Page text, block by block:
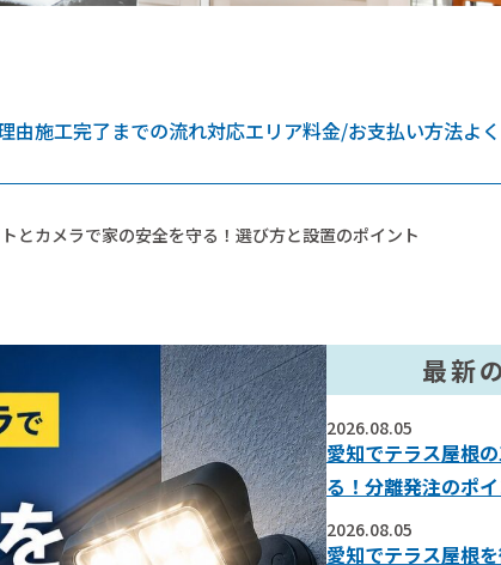
由施工完了までの流れ対応エリア料金/お支払い方法よ
とカメラで家の安全を守る！選び方と設置のポイント
最新
2026.08.05
愛知でテラス屋根
る！分離発注のポ
2026.08.05
愛知でテラス屋根